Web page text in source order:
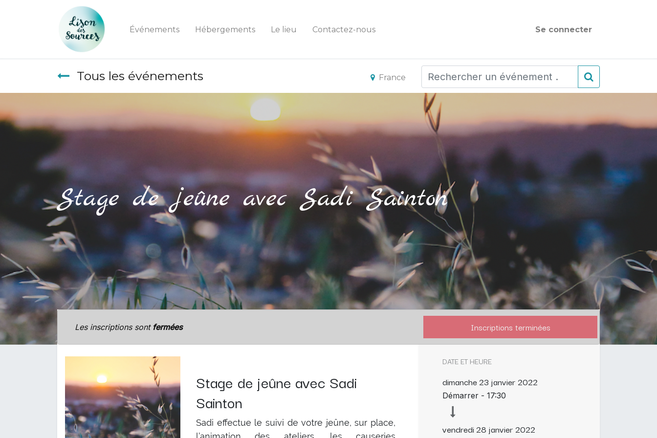
Événements Hébergements Le lieu Contactez-nous Se connecter
Tous les événements France
Stage de jeûne avec Sadi Sainton
Les inscriptions sont fermées Inscriptions terminées
Stage de jeûne avec Sadi
Sainton
Sadi effectue le suivi de votre jeûne, sur place,
DATE ET HEURE
dimanche23 janvier 2022
Démarrer - 17:30
vendredi 28 janvier 2022